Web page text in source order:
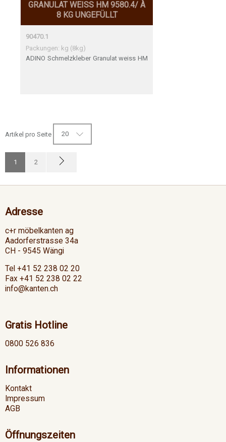
GRANULAT WEISS HM 9580.4/ À
8 KG UNGEFÜLLT
90470.1
Packungen: kg (8kg)
ADINO Schmelzkleber Granulat weiss HM
Artikel pro Seite 20
1 2
Adresse
c+r möbelkanten ag
Aadorferstrasse 34a
CH - 9545 Wängi
Tel +41 52 238 02 20
Fax +41 52 238 02 22
info@kanten.ch
Gratis Hotline
0800 526 836
Informationen
Kontakt
Impressum
AGB
Öffnungszeiten